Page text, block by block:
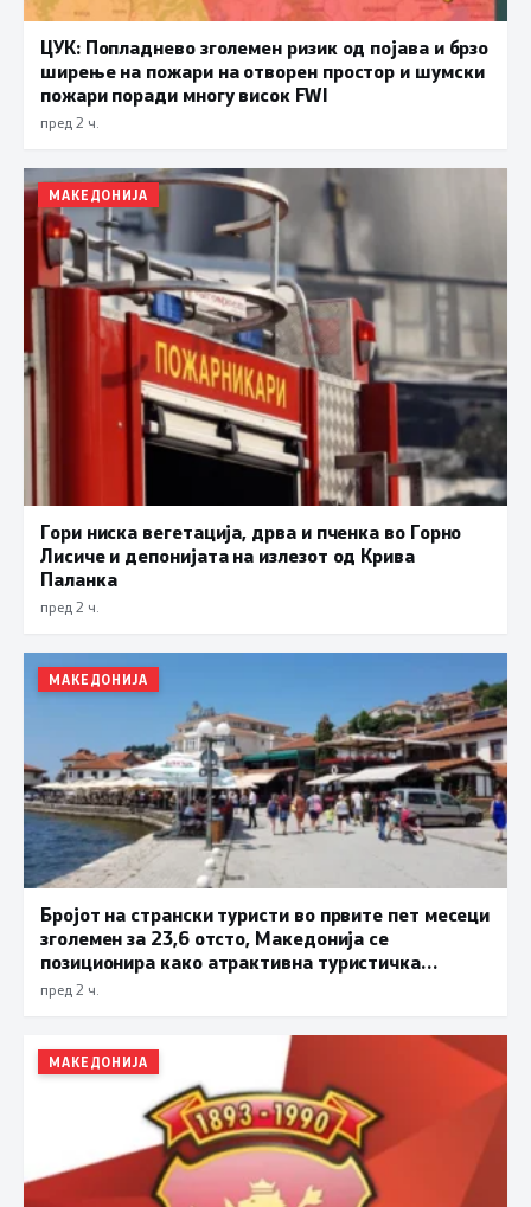
ЦУК: Попладнево зголемен ризик од појава и брзо
ширење на пожари на отворен простор и шумски
пожари поради многу висок FWI
пред 2 ч.
МАКЕДОНИЈА
Гори ниска вегетација, дрва и пченка во Горно
Лисиче и депонијата на излезот од Крива
Паланка
пред 2 ч.
МАКЕДОНИЈА
Бројот на странски туристи во првите пет месеци
зголемен за 23,6 отсто, Македонија се
позиционира како атрактивна туристичка
дестинација
пред 2 ч.
МАКЕДОНИЈА